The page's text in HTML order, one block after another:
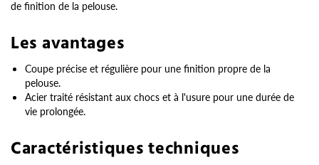
de finition de la pelouse.
Les avantages
Coupe précise et régulière pour une finition propre de la
pelouse.
Acier traité résistant aux chocs et à l'usure pour une durée de
vie prolongée.
Caractéristiques techniques